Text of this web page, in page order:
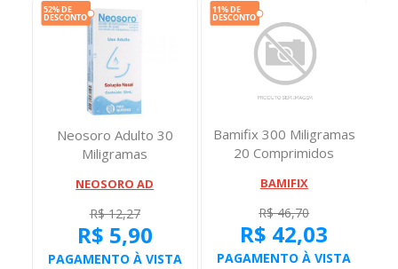
Neosoro Adulto 30
Miligramas
NEOSORO AD
R$ 12,27
R$ 5,90
PAGAMENTO À VISTA
Bamifix 300 Miligramas
20 Comprimidos
BAMIFIX
R$ 46,70
R$ 42,03
PAGAMENTO À VISTA